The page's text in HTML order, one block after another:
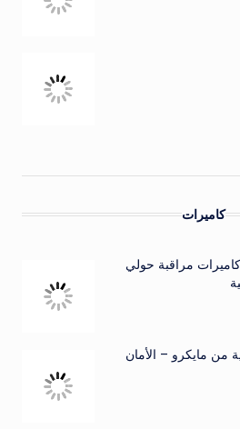
كاميرات
مراقبة حولي
من مايكرو – الأمان